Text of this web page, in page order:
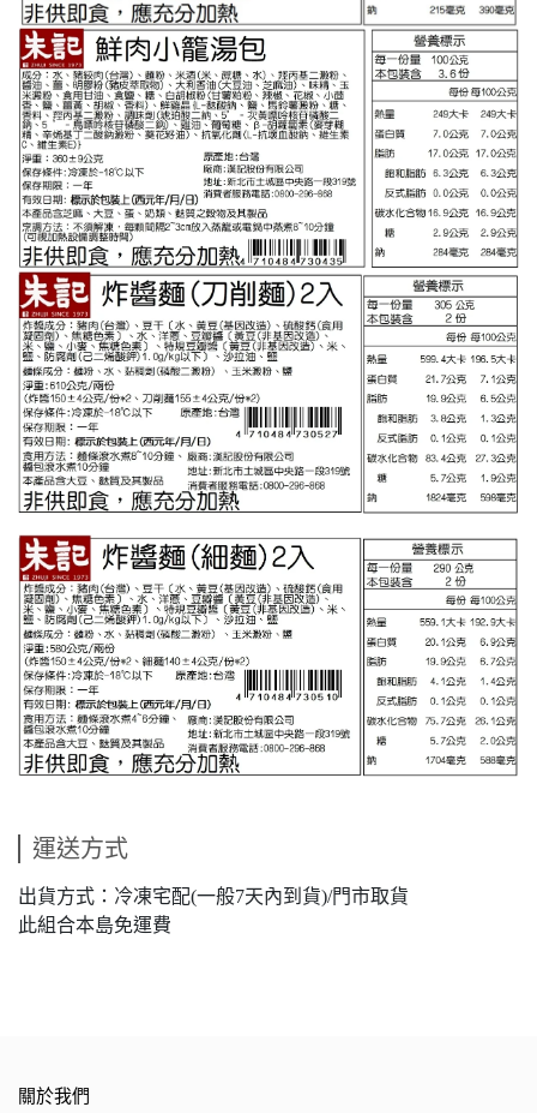
運送方式
出貨方式：冷凍宅配(一般7天內到貨)/門市取貨
此組合本島免運費
關於我們